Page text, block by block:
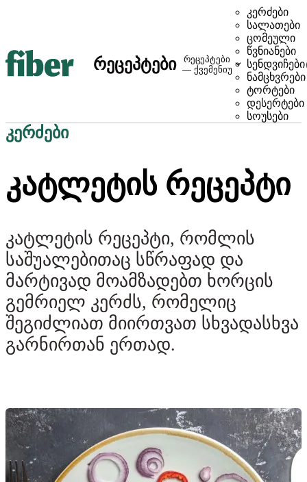
რეცეპტები
რეცეპტები
— ქვემენიუ
კერძები
სალათები
ცომეული
წვნიანები
სენდვიჩები
ნამცხვრები
ტორტები
დესერტები
სოუსები
კერძები
ᲙᲐᲢᲚᲔᲢᲘᲡ ᲠᲔᲪᲔᲞᲢᲘ
კატლეტის რეცეპტი, რომლის
საშუალებითაც სწრაფად და
მარტივად მოამზადებთ ხორცის
გემრიელ კერძს, რომელიც
შეგიძლიათ მიირთვათ სხვადასხვა
გარნირთან ერთად.